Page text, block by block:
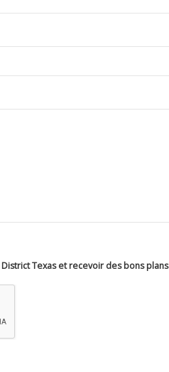
Texas et recevoir des bons plans